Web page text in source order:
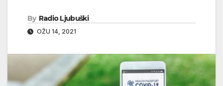
By Radio Ljubuški
OŽU 14, 2021